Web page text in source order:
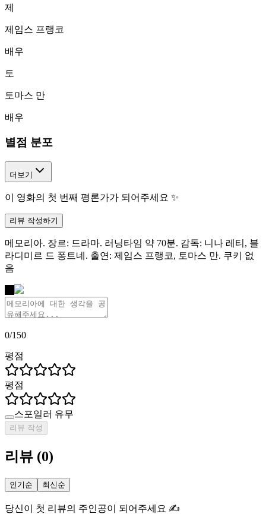
제
제임스 프랭코
배우
토
토마스 만
배우
별점 분포
더보기
이 영화의 첫 번째 평론가가 되어주세요 ✨
리뷰 작성하기
메모리아. 장르: 드라마. 러닝타임 약 70분. 감독: 니나 레티, 블
라디미르 드 퐁트네. 출연: 제임스 프랭코, 토마스 만. 쿠키 없
음
0/150
평점
평점
스포일러 유무
리뷰 작성
리뷰 (0)
인기순 최신순
당신이 첫 리뷰의 주인공이 되어주세요 ✍️